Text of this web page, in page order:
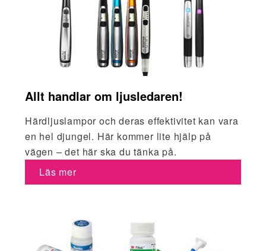
Allt handlar om ljusledaren!
Härdljuslampor och deras effektivitet kan vara
en hel djungel. Här kommer lite hjälp på
vägen – det här ska du tänka på.
Läs mer